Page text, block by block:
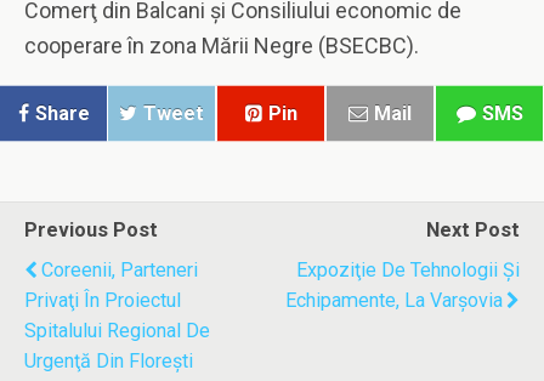
Comerţ din Balcani şi Consiliului economic de
cooperare în zona Mării Negre (BSECBC).
Share Tweet Pin Mail SMS
Previous Post
Coreenii, Parteneri
Privaţi În Proiectul
Spitalului Regional De
Urgenţă Din Floreşti
Next Post
Expoziţie De Tehnologii Şi
Echipamente, La Varşovia